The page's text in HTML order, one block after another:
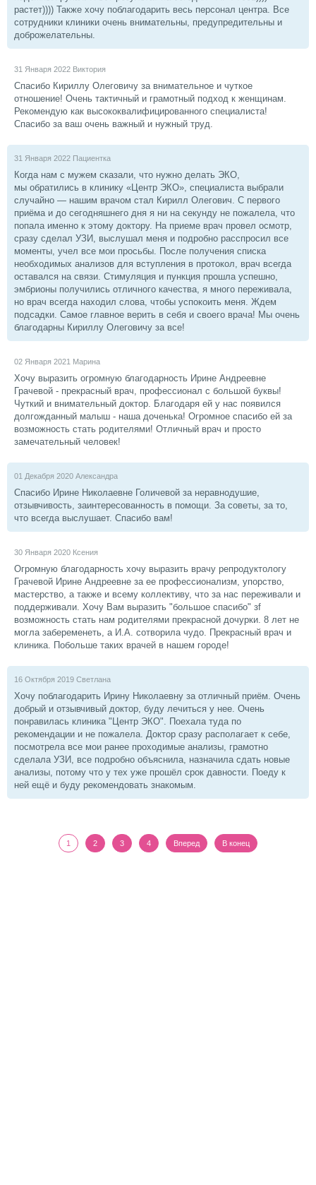
растет)))) Также хочу поблагодарить весь персонал центра. Все
сотрудники клиники очень внимательны, предупредительны и
доброжелательны.
31 Января 2022 Виктория
Спасибо Кириллу Олеговичу за внимательное и чуткое
отношение! Очень тактичный и грамотный подход к женщинам.
Рекомендую как высококвалифицированного специалиста!
Спасибо за ваш очень важный и нужный труд.
31 Января 2022 Пациентка
Когда нам с мужем сказали, что нужно делать ЭКО,
мы обратились в клинику «Центр ЭКО», специалиста выбрали
случайно — нашим врачом стал Кирилл Олегович. С первого
приёма и до сегодняшнего дня я ни на секунду не пожалела, что
попала именно к этому доктору. На приеме врач провел осмотр,
сразу сделал УЗИ, выслушал меня и подробно расспросил все
моменты, учел все мои просьбы. После получения списка
необходимых анализов для вступления в протокол, врач всегда
оставался на связи. Стимуляция и пункция прошла успешно,
эмбрионы получились отличного качества, я много переживала,
но врач всегда находил слова, чтобы успокоить меня. Ждем
подсадки. Самое главное верить в себя и своего врача! Мы очень
благодарны Кириллу Олеговичу за все!
02 Января 2021 Марина
Хочу выразить огромную благодарность Ирине Андреевне
Грачевой - прекрасный врач, профессионал с большой буквы!
Чуткий и внимательный доктор. Благодаря ей у нас появился
долгожданный малыш - наша доченька! Огромное спасибо ей за
возможность стать родителями! Отличный врач и просто
замечательный человек!
01 Декабря 2020 Александра
Спасибо Ирине Николаевне Голичевой за неравнодушие,
отзывчивость, заинтересованность в помощи. За советы, за то,
что всегда выслушает. Спасибо вам!
30 Января 2020 Ксения
Огромную благодарность хочу выразить врачу репродуктологу
Грачевой Ирине Андреевне за ее профессионализм, упорство,
мастерство, а также и всему коллективу, что за нас переживали и
поддерживали. Хочу Вам выразить "большое спасибо" зf
возможность стать нам родителями прекрасной дочурки. 8 лет не
могла забеременеть, а И.А. сотворила чудо. Прекрасный врач и
клиника. Побольше таких врачей в нашем городе!
16 Октября 2019 Светлана
Хочу поблагодарить Ирину Николаевну за отличный приём. Очень
добрый и отзывчивый доктор, буду лечиться у нее. Очень
понравилась клиника "Центр ЭКО". Поехала туда по
рекомендации и не пожалела. Доктор сразу располагает к себе,
посмотрела все мои ранее проходимые анализы, грамотно
сделала УЗИ, все подробно объяснила, назначила сдать новые
анализы, потому что у тех уже прошёл срок давности. Поеду к
ней ещё и буду рекомендовать знакомым.
1 2 3 4 Вперед В конец